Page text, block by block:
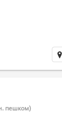
пешком)